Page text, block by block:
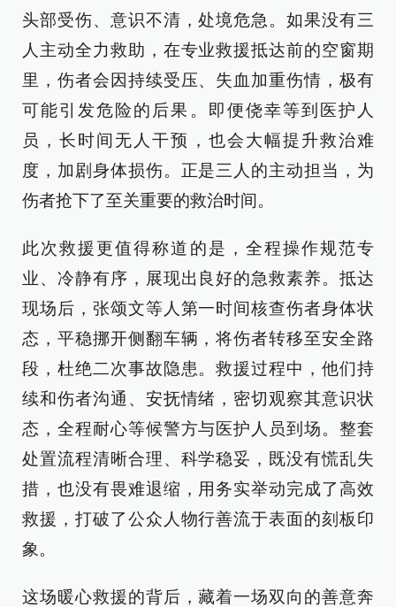
头部受伤、意识不清，处境危急。如果没有三
人主动全力救助，在专业救援抵达前的空窗期
里，伤者会因持续受压、失血加重伤情，极有
可能引发危险的后果。即便侥幸等到医护人
员，长时间无人干预，也会大幅提升救治难
度，加剧身体损伤。正是三人的主动担当，为
伤者抢下了至关重要的救治时间。
此次救援更值得称道的是，全程操作规范专
业、冷静有序，展现出良好的急救素养。抵达
现场后，张颂文等人第一时间核查伤者身体状
态，平稳挪开侧翻车辆，将伤者转移至安全路
段，杜绝二次事故隐患。救援过程中，他们持
续和伤者沟通、安抚情绪，密切观察其意识状
态，全程耐心等候警方与医护人员到场。整套
处置流程清晰合理、科学稳妥，既没有慌乱失
措，也没有畏难退缩，用务实举动完成了高效
救援，打破了公众人物行善流于表面的刻板印
象。
这场暖心救援的背后，藏着一场双向的善意奔